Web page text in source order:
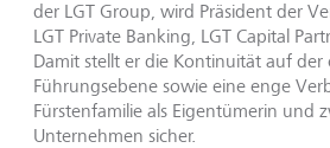
der LGT Group, wird Präsident der
LGT Private Banking, LGT Capital
Damit stellt er die Kontinuität auf der
Führungsebene sowie eine enge
Fürstenfamilie als Eigentümerin und
Unternehmen sicher.